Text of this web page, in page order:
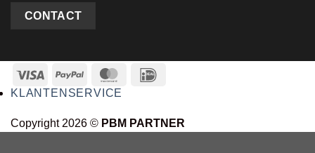
CONTACT
KLANTENSERVICE
Copyright 2026 © PBM PARTNER